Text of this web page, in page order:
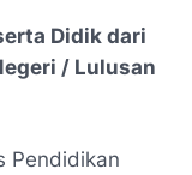
Didik dari
/ Lulusan
Pendidikan